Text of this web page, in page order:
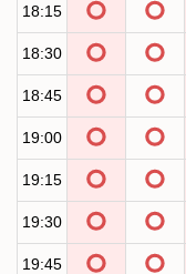
18:15
18:30
18:45
19:00
19:15
19:30
19:45